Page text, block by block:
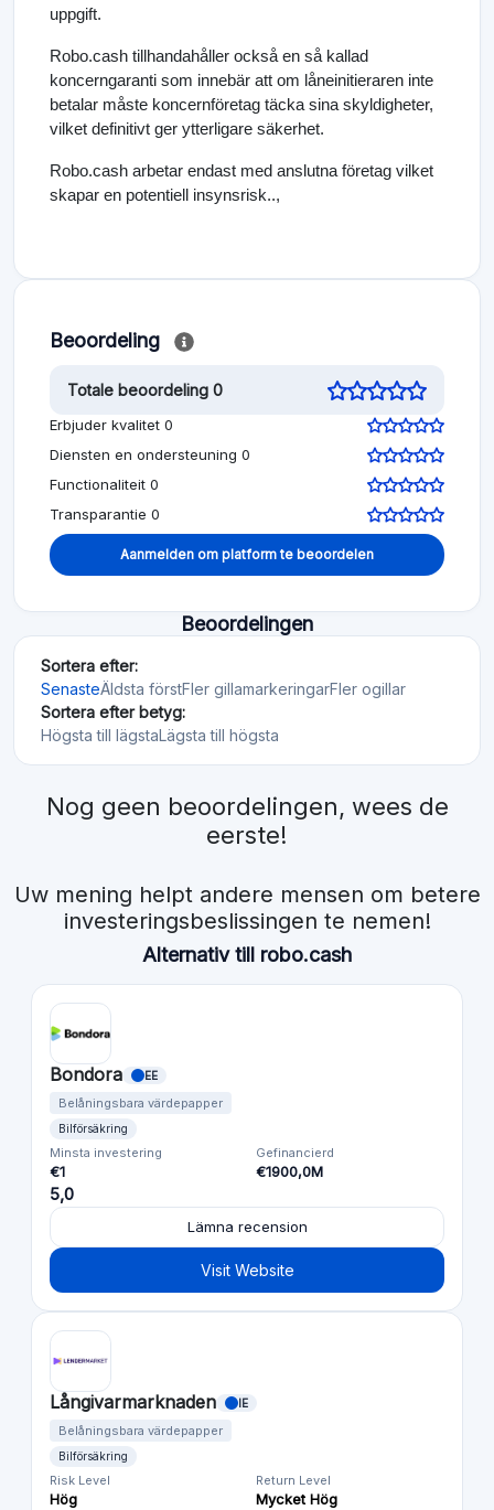
uppgift.
Robo.cash tillhandahåller också en så kallad
koncerngaranti som innebär att om låneinitieraren inte
betalar måste koncernföretag täcka sina skyldigheter,
vilket definitivt ger ytterligare säkerhet.
Robo.cash arbetar endast med anslutna företag vilket
skapar en potentiell insynsrisk..,
Beoordeling
Totale beoordeling 0
Erbjuder kvalitet 0
Diensten en ondersteuning 0
Functionaliteit 0
Transparantie 0
Aanmelden om platform te beoordelen
Beoordelingen
Sortera efter:
SenasteÄldsta förstFler gillamarkeringarFler ogillar
Sortera efter betyg:
Högsta till lägstaLägsta till högsta
Nog geen beoordelingen, wees de
eerste!
Uw mening helpt andere mensen om betere
investeringsbeslissingen te nemen!
Alternativ till robo.cash
Bondora EE
Belåningsbara värdepapper
Bilförsäkring
Minsta investering
€1
Gefinancierd
€1900,0M
5,0
Lämna recension
Visit Website
Långivarmarknaden IE
Belåningsbara värdepapper
Bilförsäkring
Risk Level
Hög
Return Level
Mycket Hög